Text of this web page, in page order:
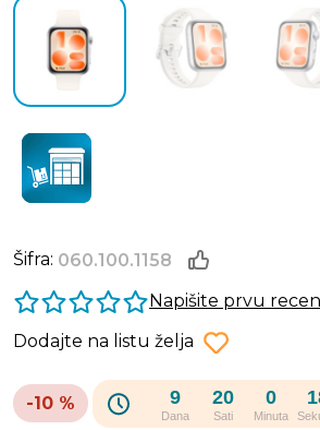
Šifra: 060.100.1158
Napišite prvu
Dodajte na listu želja
-10 % 9
Dana
20
Sati
0
Minuta